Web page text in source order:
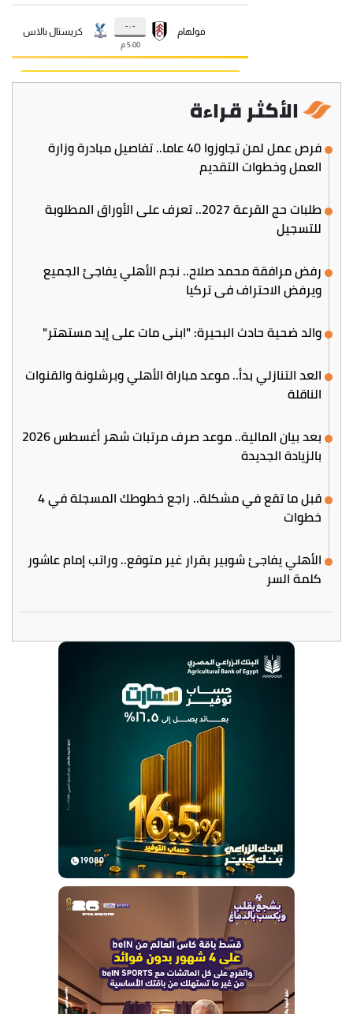
الأكثر قراءة
فرص عمل لمن تجاوزوا 40 عاما.. تفاصيل مبادرة وزارة
العمل وخطوات التقديم
طلبات حج القرعة 2027.. تعرف على الأوراق المطلوبة
للتسجيل
رفض مرافقة محمد صلاح.. نجم الأهلي يفاجئ الجميع
ويرفض الاحتراف في تركيا
والد ضحية حادث البحيرة: "ابني مات على إيد مستهتر"
العد التنازلي بدأ.. موعد مباراة الأهلي وبرشلونة والقنوات
الناقلة
بعد بيان المالية.. موعد صرف مرتبات شهر أغسطس 2026
بالزيادة الجديدة
قبل ما تقع في مشكلة.. راجع خطوطك المسجلة في 4
خطوات
الأهلي يفاجئ شوبير بقرار غير متوقع.. وراتب إمام عاشور
كلمة السر